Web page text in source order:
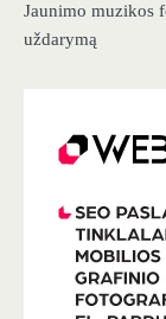
Jaunimo muzikos
uždarymą